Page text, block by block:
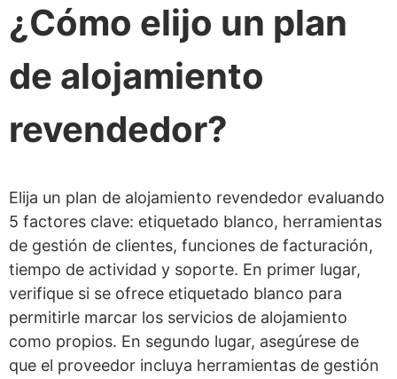
¿Cómo elijo un plan
de alojamiento
revendedor?
Elija un plan de alojamiento revendedor evaluando
5 factores clave: etiquetado blanco, herramientas
de gestión de clientes, funciones de facturación,
tiempo de actividad y soporte. En primer lugar,
verifique si se ofrece etiquetado blanco para
permitirle marcar los servicios de alojamiento
como propios. En segundo lugar, asegúrese de
que el proveedor incluya herramientas de gestión